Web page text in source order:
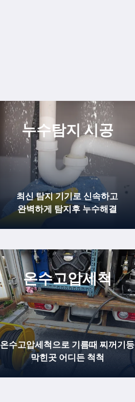
누수탐지 시공
최신 탐지 기기로 신속하고
완벽하게 탐지후 누수해결
온수고압세척
온수고압세척으로 기름때 찌꺼기등
막힌곳 어디든 척척